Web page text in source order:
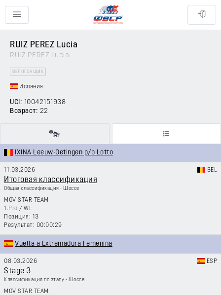
RUIZ PEREZ Lucia
RUIZ PEREZ Lucia
ВЕЛОГОНЩИК
Испания
UCI: 10042151938
Возраст: 22
IXINA Leeuw-Oetingen p/b Lotto
11.03.2026 BEL
Итоговая классификация
Общая классификация - Шоссе
MOVISTAR TEAM
1.Pro / WE
13
00:00:29
Vuelta a Extremadura Femenina
08.03.2026 ESP
Stage 3
Классификация по этапу - Шоссе
MOVISTAR TEAM